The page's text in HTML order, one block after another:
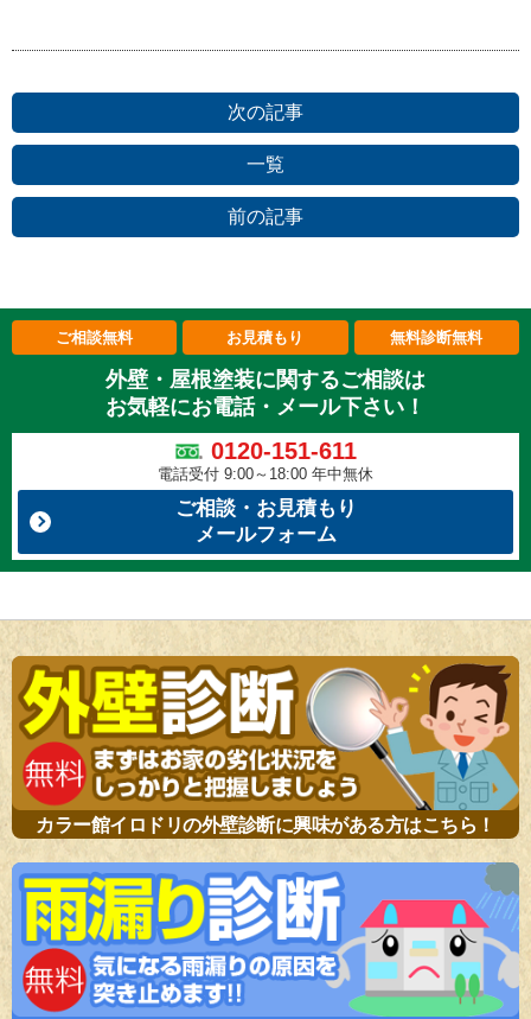
次の記事
一覧
前の記事
ご相談無料 お見積もり 無料診断無料
外壁・屋根塗装に関するご相談は
お気軽にお電話・メール下さい！
0120-151-611
電話受付 9:00～18:00 年中無休
ご相談・お見積もり
メールフォーム
カラー館イロドリの外壁診断に興味がある方はこちら！